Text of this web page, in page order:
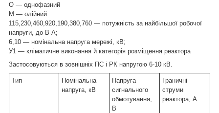
О — однофазний
М — олійний
115,230,460,920,190,380,760 — потужність за найбільшої робочої
напруги, до В-А;
6,10 — номінальна напруга мережі, кВ;
У1 — кліматичне виконання й категорія розміщення реактора
Застосовуються в зовнішніх ПС і РК напругою 6-10 кВ.
Тип
Номінальна
напруга, кВ
Напруга
сигнального
обмотування,
В
Граничні
струми
реактора, А